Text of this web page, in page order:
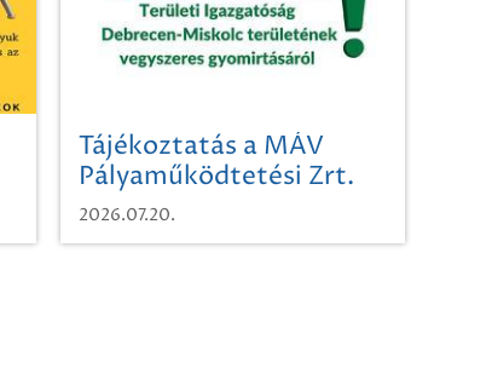
Tájékoztatás a MÁV
Pályaműködtetési Zrt.
Területi Igazgatóság
Debrecen-Miskolc
2026.07.20.